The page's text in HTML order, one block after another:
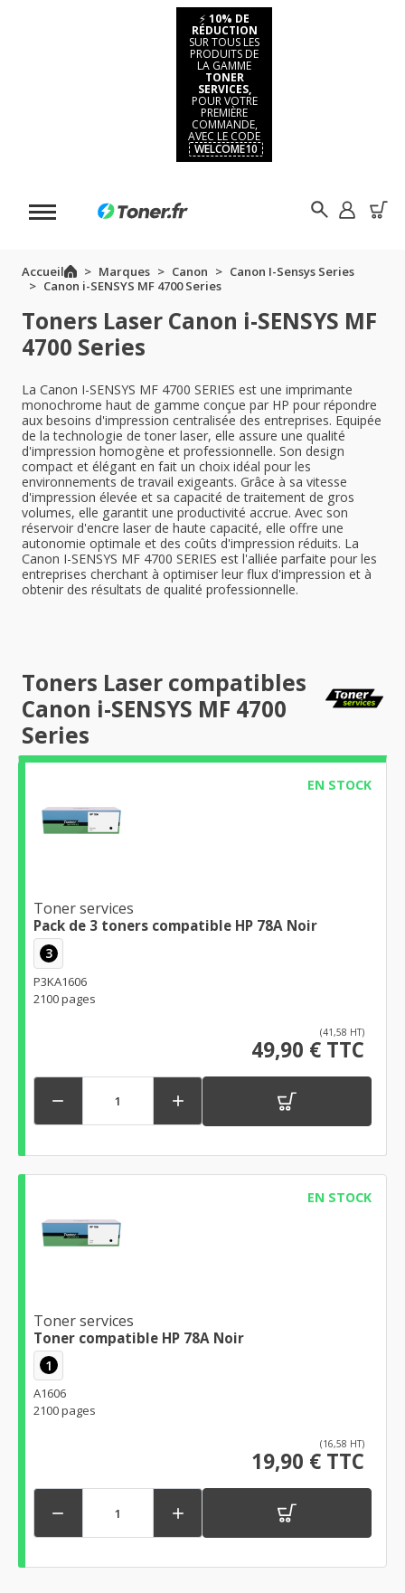
⚡ 10% DE
RÉDUCTION
SUR TOUS LES
PRODUITS DE
LA GAMME
TONER
SERVICES,
POUR VOTRE
PREMIÈRE
COMMANDE,
AVEC LE CODE
WELCOME10
Accueil Marques Canon
Canon I-Sensys Series
Canon i-SENSYS MF 4700 Series
Toners Laser Canon i-SENSYS MF
4700 Series
La Canon I-SENSYS MF 4700 SERIES est une imprimante
monochrome haut de gamme conçue par HP pour répondre
aux besoins d'impression centralisée des entreprises. Equipée
de la technologie de toner laser, elle assure une qualité
d'impression homogène et professionnelle. Son design
compact et élégant en fait un choix idéal pour les
environnements de travail exigeants. Grâce à sa vitesse
d'impression élevée et sa capacité de traitement de gros
volumes, elle garantit une productivité accrue. Avec son
réservoir d'encre laser de haute capacité, elle offre une
autonomie optimale et des coûts d'impression réduits. La
Canon I-SENSYS MF 4700 SERIES est l'alliée parfaite pour les
entreprises cherchant à optimiser leur flux d'impression et à
obtenir des résultats de qualité professionnelle.
Toners Laser compatibles
Canon i-SENSYS MF 4700
Series
EN STOCK
Toner services
Pack de 3 toners compatible HP 78A Noir
3
P3KA1606
2100 pages
(41,58 HT)
49,90 € TTC
 
EN STOCK
Toner services
Toner compatible HP 78A Noir
1
A1606
2100 pages
(16,58 HT)
19,90 € TTC
 